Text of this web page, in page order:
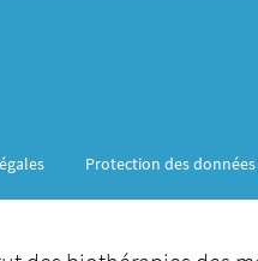
Protection des